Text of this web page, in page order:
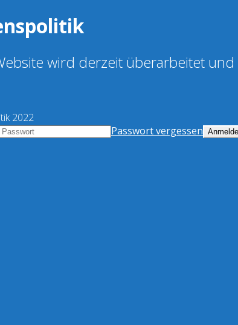
wird derzeit überarbeitet
2022
Passwort vergessen